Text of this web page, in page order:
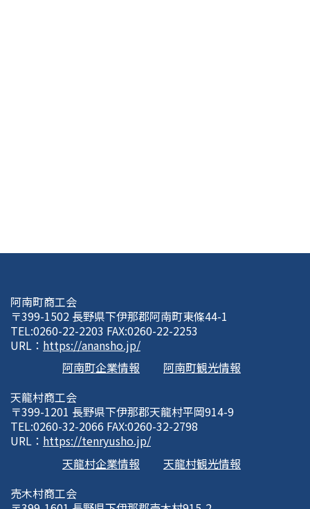
阿南町商工会
〒399-1502 長野県下伊那郡阿南町東條44-1
TEL:0260-22-2203 FAX:0260-22-2253
URL： https://anansho.jp/
阿南町企業情報
阿南町観光情報
天龍村商工会
〒399-1201 長野県下伊那郡天龍村平岡914-9
TEL:0260-32-2066 FAX:0260-32-2798
URL： https://tenryusho.jp/
天龍村企業情報
天龍村観光情報
売木村商工会